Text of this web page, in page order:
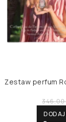
Zestaw perfum
346,00
DODAJ